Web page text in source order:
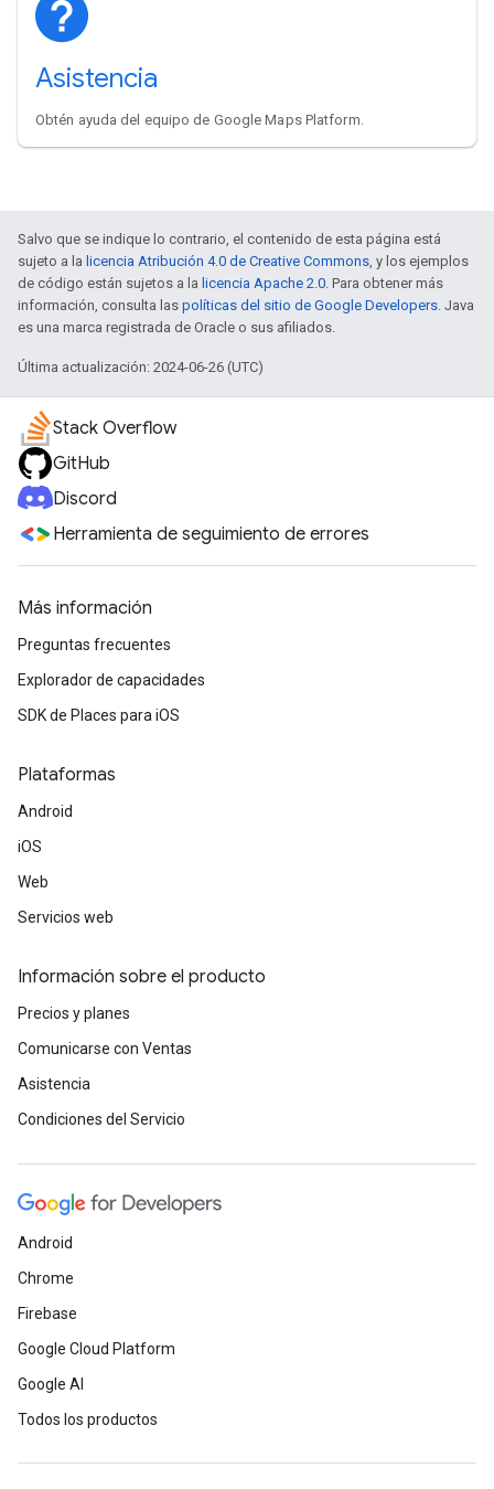
Asistencia
Obtén ayuda del equipo de Google Maps Platform.
Salvo que se indique lo contrario, el contenido de esta página está
sujeto a la licencia Atribución 4.0 de Creative Commons , y los ejemplos
de código están sujetos a la licencia Apache 2.0 . Para obtener más
información, consulta las políticas del sitio de Google Developers . Java
es una marca registrada de Oracle o sus afiliados.
Última actualización: 2024-06-26 (UTC)
Stack Overflow
GitHub
Discord
Herramienta de seguimiento de errores
Más información
Preguntas frecuentes
Explorador de capacidades
SDK de Places para iOS
Plataformas
Android
iOS
Web
Servicios web
Información sobre el producto
Precios y planes
Comunicarse con Ventas
Asistencia
Condiciones del Servicio
Android
Chrome
Firebase
Google Cloud Platform
Google AI
Todos los productos